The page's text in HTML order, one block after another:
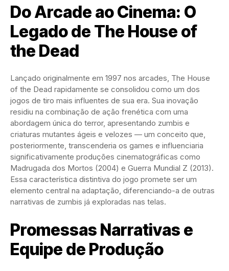
Do Arcade ao Cinema: O
Legado de The House of
the Dead
Lançado originalmente em 1997 nos arcades, The House
of the Dead rapidamente se consolidou como um dos
jogos de tiro mais influentes de sua era. Sua inovação
residiu na combinação de ação frenética com uma
abordagem única do terror, apresentando zumbis e
criaturas mutantes ágeis e velozes — um conceito que,
posteriormente, transcenderia os games e influenciaria
significativamente produções cinematográficas como
Madrugada dos Mortos (2004) e Guerra Mundial Z (2013).
Essa característica distintiva do jogo promete ser um
elemento central na adaptação, diferenciando-a de outras
narrativas de zumbis já exploradas nas telas.
Promessas Narrativas e
Equipe de Produção